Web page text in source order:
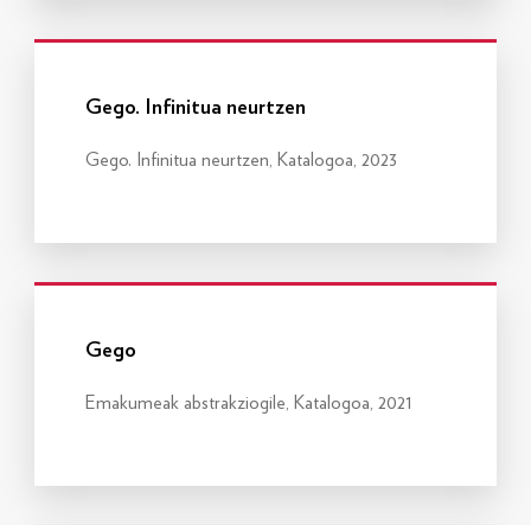
Gego. Infinitua neurtzen
Gego. Infinitua neurtzen, Katalogoa, 2023
Gego
Emakumeak abstrakziogile, Katalogoa, 2021